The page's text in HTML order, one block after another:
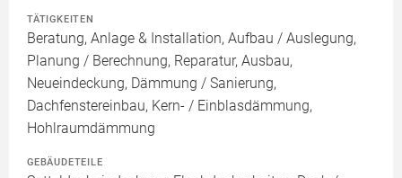
TÄTIGKEITEN
Beratung, Anlage & Installation, Aufbau / Auslegung,
Planung / Berechnung, Reparatur, Ausbau,
Neueindeckung, Dämmung / Sanierung,
Dachfenstereinbau, Kern- / Einblasdämmung,
Hohlraumdämmung
GEBÄUDETEILE